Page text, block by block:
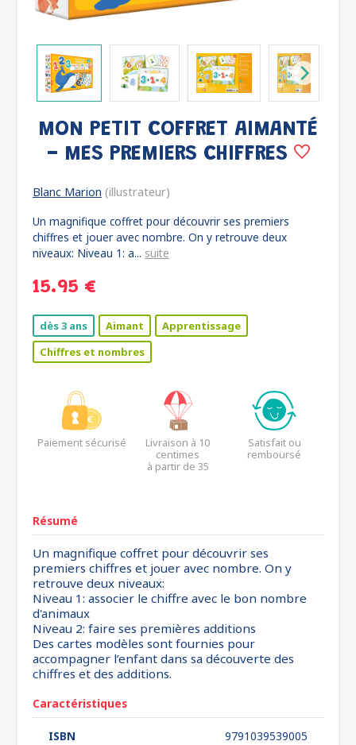
MON PETIT COFFRET AIMANTÉ
- MES PREMIERS CHIFFRES
Blanc Marion (illustrateur)
Un magnifique coffret pour découvrir ses premiers
chiffres et jouer avec nombre. On y retrouve deux
niveaux: Niveau 1: a... suite
15.95 €
dès 3 ans Aimant
Apprentissage
Chiffres et nombres
Paiement sécurisé
Livraison à 10
centimes
à partir de 35
Satisfait ou
remboursé
Résumé
Un magnifique coffret pour découvrir ses
premiers chiffres et jouer avec nombre. On y
retrouve deux niveaux:
Niveau 1: associer le chiffre avec le bon nombre
d'animaux
Niveau 2: faire ses premières additions
Des cartes modèles sont fournies pour
accompagner l’enfant dans sa découverte des
chiffres et des additions.
Caractéristiques
ISBN
9791039539005